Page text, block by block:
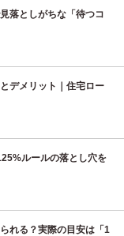
落としがちな「待つコ
デメリット｜住宅ロー
ルールの落とし穴を
れる？実際の目安は「1